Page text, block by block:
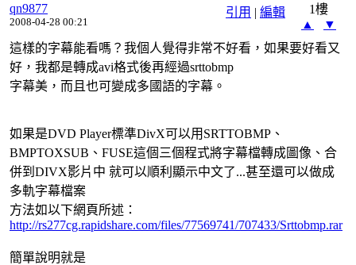
引用 | 編輯
qn9877
2008-04-28 00:21
1樓
▲
▼
這樣的字幕能看嗎？我個人覺得非常不好看，如果要好看又
好，我都是轉成avi格式後再經過srttobmp
字幕美，而且也可變成多國語的字幕。
如果是DVD Player標準DivX可以用SRTTOBMP、
BMPTOXSUB、FUSE這個三個程式將字幕檔轉成圖像、合
併到DIVX影片中 就可以順利顯示中文了...甚至還可以做成
多軌字幕檔案
方法如以下網頁所述：
http://rs277cg.rapidshare.com/files/77569741/707433/Srttobmp.rar
簡單說明就是